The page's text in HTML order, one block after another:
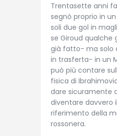
Trentasette anni
segnò proprio in
soli due gol in
se Giroud qualche
già fatto- ma solo
in trasferta- in un
può più contare
fisica di
dare sicuramente
diventare davvero
riferimento della
rossonera.